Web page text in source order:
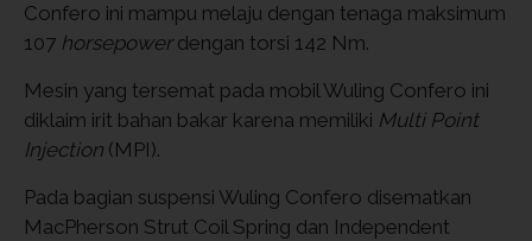
Confero ini mampu melaju dengan tenaga maksimum
107 horsepowerdengan torsi 142 Nm.
Mesin yang tersemat pada mobil Wuling Confero ini
diklaim irit bahan bakar karena memiliki Multi Point
Injection (MPI).
Pada bagian suspensi Wuling Confero disematkan
MacPherson Strut Coil Spring dan Independent